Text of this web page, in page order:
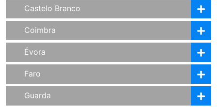
Castelo Branco
Coimbra
Évora
Faro
Guarda